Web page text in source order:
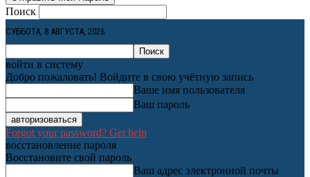
Поиск
СУББОТА, 8 АВГУСТА, 2026
войти в систему
Добро пожаловать! Войдите в свою учётную запись
Ваше имя пользователя
Ваш пароль
Forgot your password? Get help
восстановление пароля
Восстановите свой пароль
Ваш адрес электронной почты